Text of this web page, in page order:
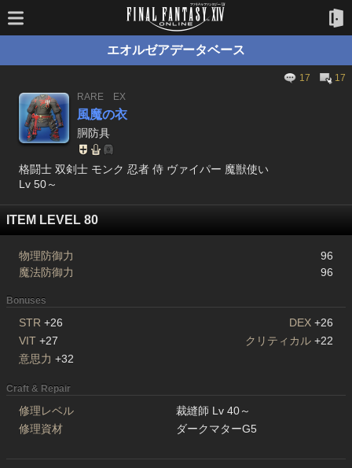
エオルゼアデータベース
17
17
RARE
EX
風魔の衣
胴防具
格闘士 双剣士 モンク 忍者 侍 ヴァイパー 魔獣使い
Lv 50～
ITEM LEVEL 80
物理防御力
96
魔法防御力
96
Bonuses
STR +26 DEX +26
VIT +27 クリティカル +22
意思力 +32
Craft & Repair
修理レベル
裁縫師 Lv 40～
修理資材
ダークマターG5